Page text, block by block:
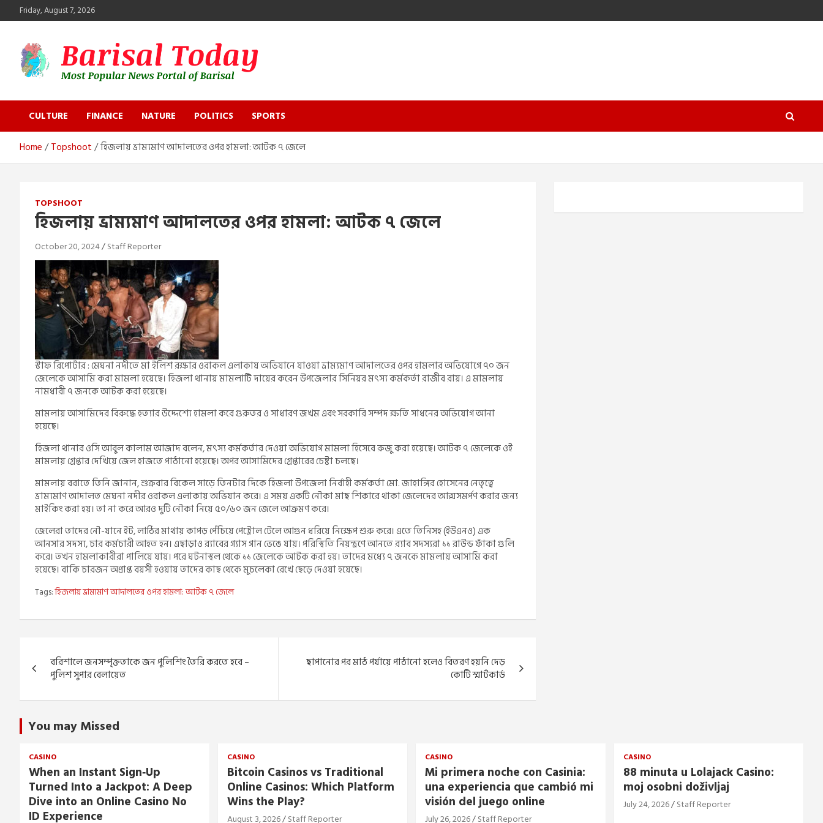
to
Friday, August 7, 2026
Barisal Today
CULTURE
FINANCE NATURE POLITICS SPORTS
Home Topshoot হিজলায় ভ্রাম্যমাণ আদালতের ওপর হামলা: আটক ৭ জেলে
TOPSHOOT
হিজলায় ভ্রাম্যমাণ আদালতের ওপর হামলা: আটক ৭ জেলে
October 20, 2024 Staff Reporter
স্টাফ রিপোর্টার : মেঘনা নদীতে মা ইলিশ রক্ষার ওরাকল এলাকায় অভিযানে যাওয়া ভ্রাম্যমাণ আদালতের ওপর হামলার অভিযোগে ৭০ জন
জেলেকে আসামি করা মামলা হয়েছে। হিজলা থানায় মামলাটি দায়ের করেন উপজেলার সিনিয়র মৎস্য কর্মকর্তা রাজীব রায়। এ মামলায়
নামধারী ৭ জনকে আটক করা হয়েছে।
মামলায় আসামিদের বিরুদ্ধে হত্যার উদ্দেশ্যে হামলা করে গুরুতর ও সাধারণ জখম এবং সরকারি সম্পদ ক্ষতি সাধনের অভিযোগ আনা
হয়েছে।
হিজলা থানার ওসি আবুল কালাম আজাদ বলেন, মৎস্য কর্মকর্তার দেওয়া অভিযোগ মামলা হিসেবে রুজু করা হয়েছে। আটক ৭ জেলেকে ওই
মামলায় গ্রেপ্তার দেখিয়ে জেল হাজতে পাঠানো হয়েছে। অপর আসামিদের গ্রেপ্তারের চেষ্টা চলছে।
মামলায় বরাতে তিনি জানান, শুক্রবার বিকেল সাড়ে তিনটার দিকে হিজলা উপজেলা নির্বাহী কর্মকর্তা মো. জাহাঙ্গির হোসেনের নেতৃত্বে
ভ্রাম্যমাণ আদালত মেঘনা নদীর ওরাকল এলাকায় অভিযান করে। এ সময় একটি নৌকা মাছ শিকারে থাকা জেলেদের আত্মসমর্পণ করার জন্য
মাইকিং করা হয়। তা না করে আরও দুটি নৌকা নিয়ে ৫০/৬০ জন জেলে আক্রমণ করে।
জেলেরা তাদের নৌ-যানে ইট, লাঠির মাথায় কাপড় পেঁচিয়ে পেট্রোল টেলে আগুন ধরিয়ে নিক্ষেপ শুরু করে। এতে তিনিসহ (ইউএনও) এক
আনসার সদস্য, চার কর্মচারী আহত হন। এছাড়াও র‌্যাবের গ্যাস গান ভেঙে যায়। পরিস্থিতি নিয়ন্ত্রণে আনতে র‌্যাব সদস্যরা ১১ রাউন্ড ফাঁকা গুলি
করে। তখন হামলাকারীরা পালিয়ে যায়। পরে ঘটনাস্থল থেকে ১১ জেলেকে আটক করা হয়। তাদের মধ্যে ৭ জনকে মামলায় আসামি করা
হয়েছে। বাকি চারজন অপ্রাপ্ত বয়সী হওয়ায় তাদের কাছ থেকে মুচলেকা রেখে ছেড়ে দেওয়া হয়েছে।
Tags:হিজলায় ভ্রাম্যমাণ আদালতের ওপর হামলা: আটক ৭ জেলে
navigation
বরিশালে জনসম্পৃক্ততাকে জন পুলিশিং তৈরি করতে হবে –
পুলিশ সুপার বেলায়েত
ছাপানোর পর মাঠ পর্যায়ে পাঠানো হলেও বিতরণ হয়নি দেড়
কোটি স্মার্টকার্ড
You may Missed
CASINO
When an Instant Sign‑Up
Turned Into a Jackpot: A Deep
Dive into an Online Casino No
ID Experience
CASINO
Bitcoin Casinos vs Traditional
Online Casinos: Which Platform
Wins the Play?
August 3, 2026 Staff Reporter
CASINO
Mi primera noche con Casinia:
una experiencia que cambió mi
visión del juego online
July 26, 2026 Staff Reporter
CASINO
88 minuta u Lolajack Casino:
moj osobni doživljaj
July 24, 2026 Staff Reporter